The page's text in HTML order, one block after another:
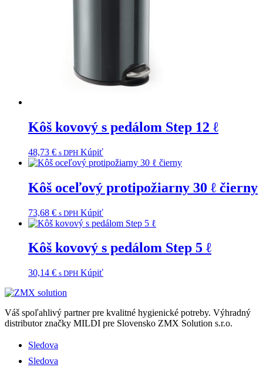
Kôš kovový s pedálom Step 12 ℓ
48,73 € s DPH Kúpiť
Kôš oceľový protipožiarny 30 ℓ čierny
73,68 € s DPH Kúpiť
Kôš kovový s pedálom Step 5 ℓ
30,14 € s DPH Kúpiť
Váš spoľahlivý partner pre kvalitné hygienické potreby. Výhradný
distributor značky MILDI pre Slovensko ZMX Solution s.r.o.
Sledova
Sledova